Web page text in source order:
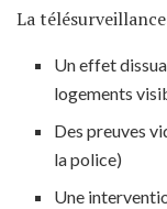
La
Un effet
logements
Des preuves
la police)
Une